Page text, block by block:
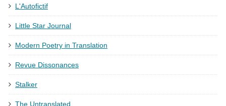
L'Autofictif
Little Star Journal
Modern Poetry in Translation
Revue Dissonances
Stalker
The Untranslated